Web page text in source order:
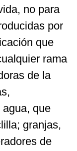
no para
por
que
rama
de la
que
granjas,
de